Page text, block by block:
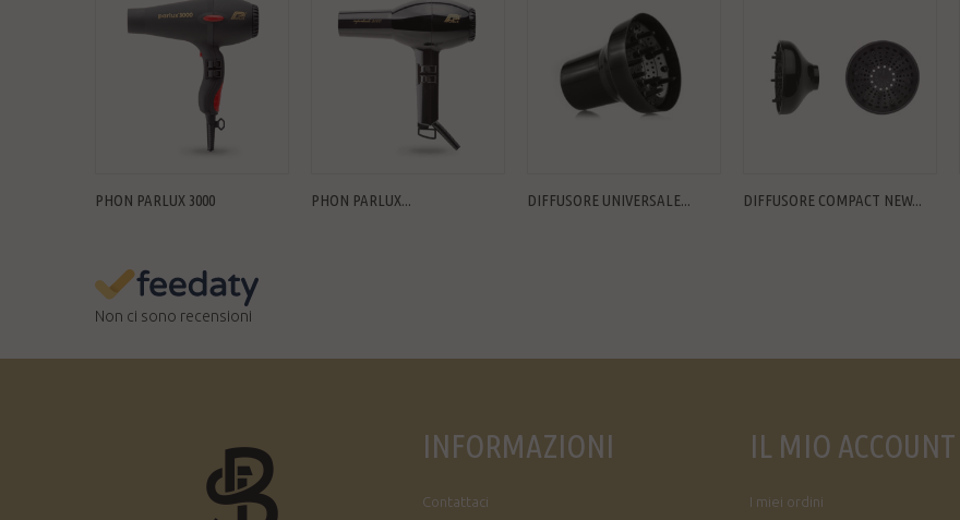
PHON PARLUX 3000 PHON PARLUX... DIFFUSORE UNIVERSALE... DIFFUSORE COMPACT NEW...
Non ci sono recensioni
INFORMAZIONI
Contattaci
IL MIO ACCOUNT
I miei ordini